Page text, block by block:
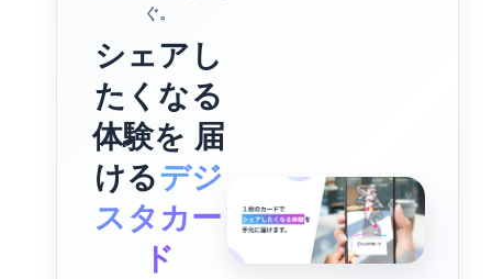
ぐ。
シェアし
たくなる
体験を 届
けるデジ
スタカー
ド